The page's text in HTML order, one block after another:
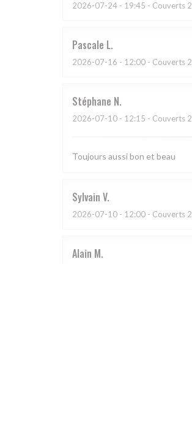
2026-07-24 - 19:45 - Couverts 2
Pascale L
2026-07-16 - 12:00 - Couverts 2
Stéphane N
2026-07-10 - 12:15 - Couverts 2
Toujours aussi bon et beau
Sylvain V
2026-07-10 - 12:00 - Couverts 2
Alain M